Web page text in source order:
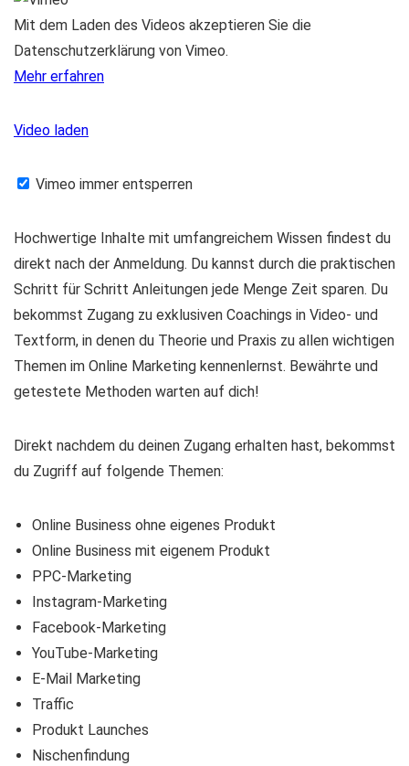
Mit dem Laden des Videos akzeptieren Sie die
Datenschutzerklärung von Vimeo.
Mehr erfahren
Video laden
Vimeo immer entsperren
Hochwertige Inhalte mit umfangreichem Wissen findest du
direkt nach der Anmeldung. Du kannst durch die praktischen
Schritt für Schritt Anleitungen jede Menge Zeit sparen. Du
bekommst Zugang zu exklusiven Coachings in Video- und
Textform, in denen du Theorie und Praxis zu allen wichtigen
Themen im Online Marketing kennenlernst. Bewährte und
getestete Methoden warten auf dich!
Direkt nachdem du deinen Zugang erhalten hast, bekommst
du Zugriff auf folgende Themen:
Online Business ohne eigenes Produkt
Online Business mit eigenem Produkt
PPC-Marketing
Instagram-Marketing
Facebook-Marketing
YouTube-Marketing
E-Mail Marketing
Traffic
Produkt Launches
Nischenfindung